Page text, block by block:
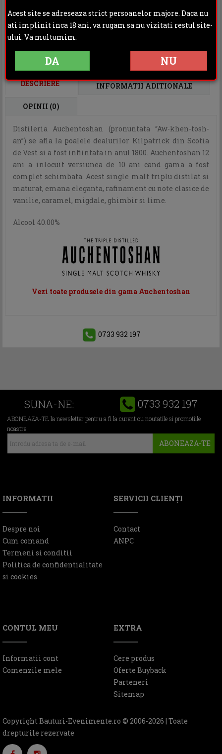
Categoria: Whisky
Distribuie:
DESCRIERE INFORMATII ADITIONALE
OPINII (0)
Distileria Auchentoshan (pronuntata “Aw-khen-tosh-
an”) se afla la poalele dealurilor Kilpatrick din Scotia
de Vest si a fost infiintata in anul 1800. Auchentoshan 12
ani a inlocuit versiunea de 10 ani cand gama a fost
complet schimbata. Acest single malt triplu distilat si
maturat, emana eleganta, rafinament cu note clasice de
vanilie, caramel, migdale, ghimbir si lime.
Alcool 40.00%
Vezi toate produsele din gama Auchentoshan
0733 932 197
SUNA-NE: 0733 932 197
ABONEAZA-TE la newsletter pentru a fi la curent cu noutatile si promotiile
noastre
ABONEAZA-TE
INFORMATII
Despre noi
Cum comand
Termeni si conditii
Politica de confidentialitate
si cookies
SERVICII CLIENŢI
Contact
ANPC
CONTUL MEU
Informatii cont
Comenzile mele
EXTRA
Cere produs
Oferte Buyback
Parteneri
Sitemap
Copyright Bauturi-Evenimente.ro © 2006-2026 | Toate
drepturile rezervate
Acest site se adreseaza strict persoanelor majore. Daca nu
ati implinit inca 18 ani, va rugam sa nu vizitati restul site-
ului. Va multumim.
DA NU